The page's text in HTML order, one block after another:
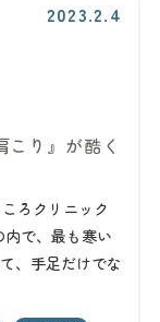
2023.2.4
こり』が酷く
ろクリニック
で、最も寒い
、手足だけでな